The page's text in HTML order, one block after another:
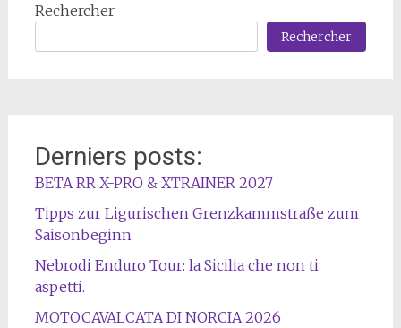
Rechercher
Rechercher
Derniers posts:
BETA RR X-PRO & XTRAINER 2027
Tipps zur Ligurischen Grenzkammstraße zum
Saisonbeginn
Nebrodi Enduro Tour: la Sicilia che non ti
aspetti.
MOTOCAVALCATA DI NORCIA 2026